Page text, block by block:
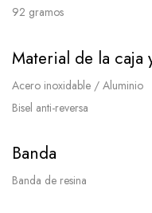
92 gramos
Material de la caja
Acero inoxidable / Aluminio
Bisel anti-reversa
Banda
Banda de resina